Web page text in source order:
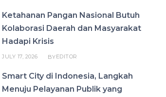
Ketahanan Pangan Nasional Butuh
Kolaborasi Daerah dan Masyarakat
Hadapi Krisis
JULY 17, 2026 BYEDITOR
Smart City di Indonesia, Langkah
Menuju Pelayanan Publik yang